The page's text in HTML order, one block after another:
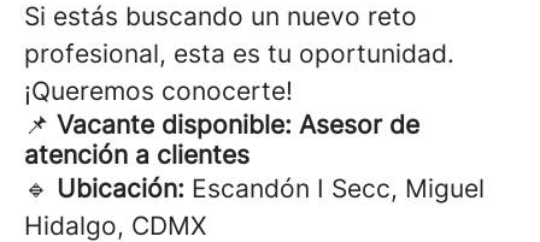
Si estás buscando un nuevo reto
profesional, esta es tu oportunidad.
¡Queremos conocerte!
📌 Vacante disponible: Asesor de
atención a clientes
🔹 Ubicación: Escandón I Secc, Miguel
Hidalgo, CDMX